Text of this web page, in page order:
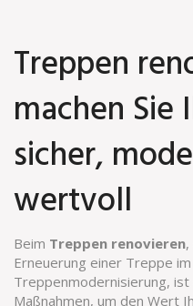
Treppen
machen Sie
sicher,
wertvoll
Beim Treppen renovieren,
Erneuerung einer Treppe
Treppenmodernisierung,
Maßnahmen, um den Wert